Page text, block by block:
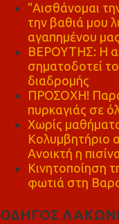
"Αισθάνομαι
την βαθιά μου
αγαπημένου
ΒΕΡΟΥΤΗΣ: Η
σηματοδοτεί
διαδρομής
ΠΡΟΣΟΧΗ!
πυρκαγιάς σε
Χωρίς
Κολυμβητήριο
Ανοικτή η
Κινητοποίηση
φωτιά στη
ΟΔΗΓΟΣ